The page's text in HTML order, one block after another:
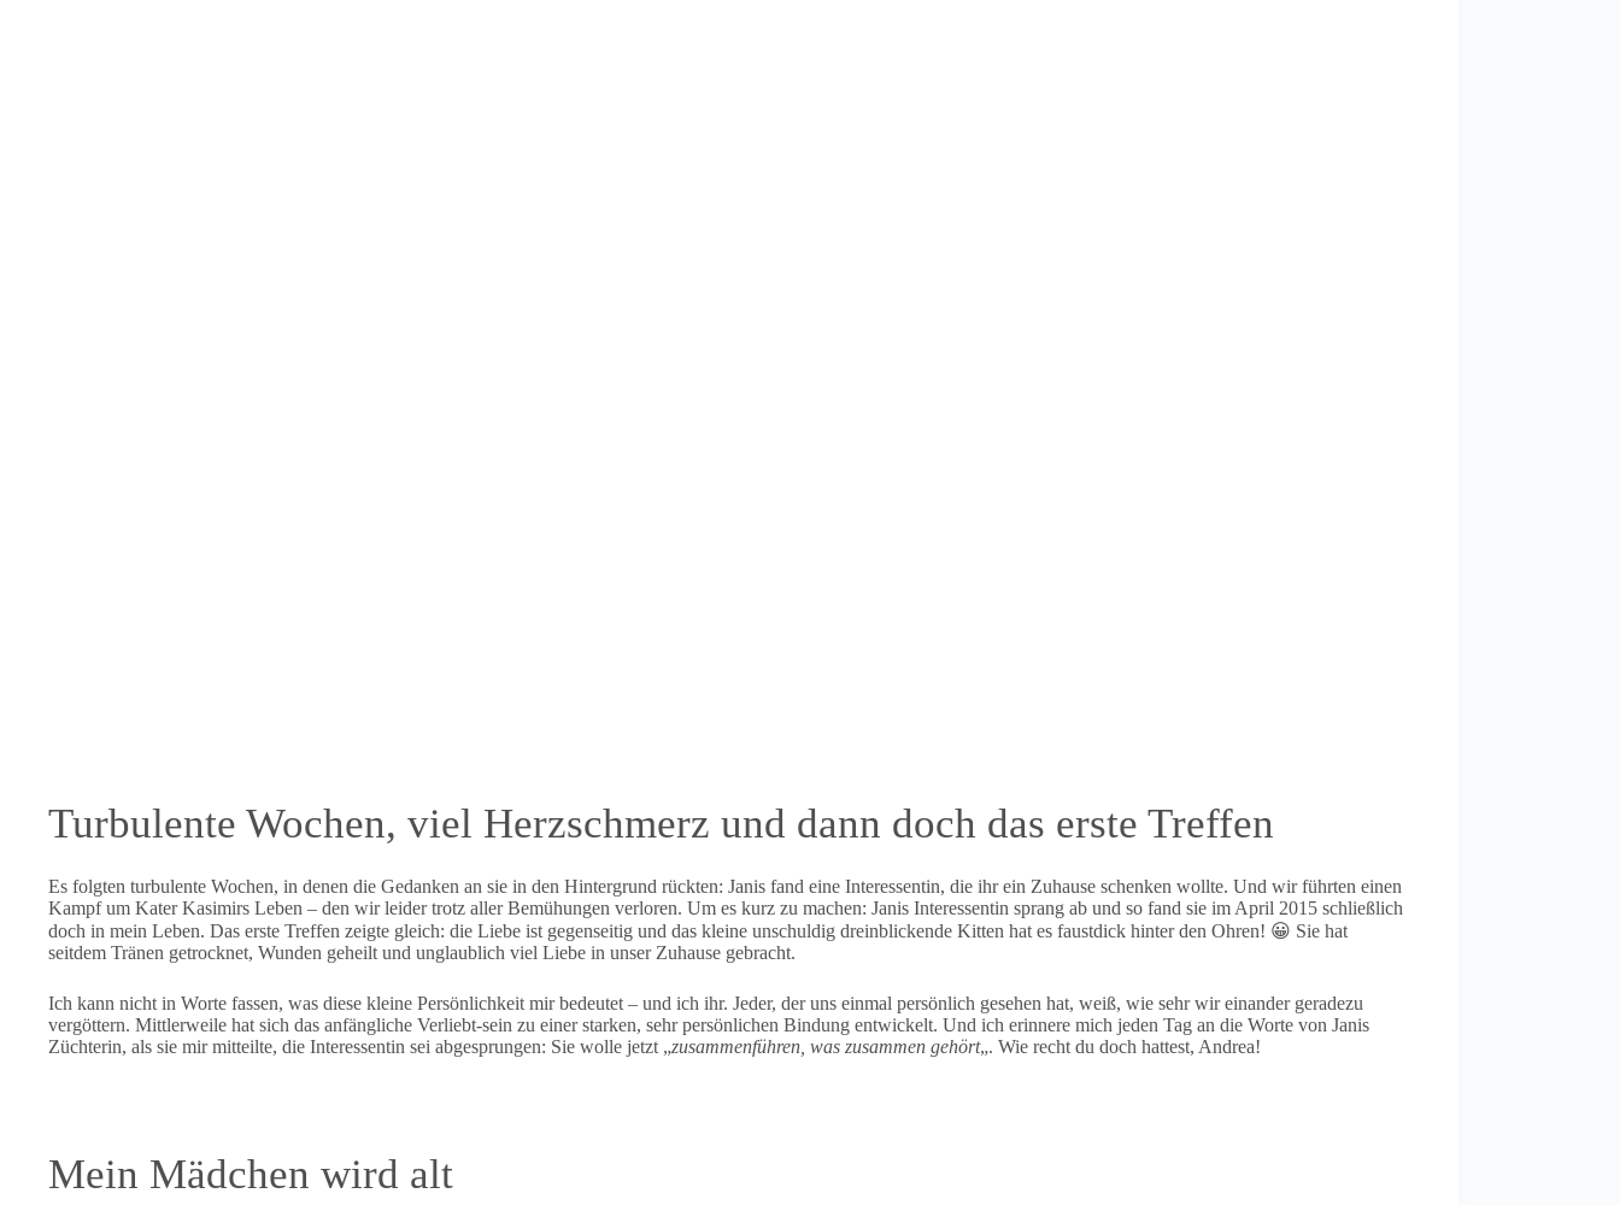
Turbulente Wochen, viel Herzschmerz und dann doch das erste Treffen
Es folgten turbulente Wochen, in denen die Gedanken an sie in den Hintergrund rückten: Janis fand eine Interessentin, die ihr ein Zuhause schenken wollte. Und wir führten einen
Kampf um Kater Kasimirs Leben – den wir leider trotz aller Bemühungen verloren. Um es kurz zu machen: Janis Interessentin sprang ab und so fand sie im April 2015 schließlich
doch in mein Leben. Das erste Treffen zeigte gleich: die Liebe ist gegenseitig und das kleine unschuldig dreinblickende Kitten hat es faustdick hinter den Ohren! 😀 Sie hat
seitdem Tränen getrocknet, Wunden geheilt und unglaublich viel Liebe in unser Zuhause gebracht.
Ich kann nicht in Worte fassen, was diese kleine Persönlichkeit mir bedeutet – und ich ihr. Jeder, der uns einmal persönlich gesehen hat, weiß, wie sehr wir einander geradezu
vergöttern. Mittlerweile hat sich das anfängliche Verliebt-sein zu einer starken, sehr persönlichen Bindung entwickelt. Und ich erinnere mich jeden Tag an die Worte von Janis
Züchterin, als sie mir mitteilte, die Interessentin sei abgesprungen: Sie wolle jetzt „zusammenführen, was zusammen gehört„. Wie recht du doch hattest, Andrea!
Mein Mädchen wird alt